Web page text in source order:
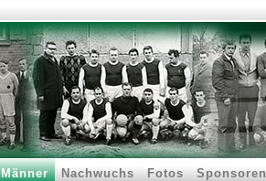
Männer Nachwuchs Fotos Sponsoren